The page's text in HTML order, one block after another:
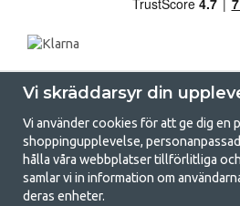
GetCamping.se - Din
Vi skräddarsyr din
Vi använder cookies för att ge dig en
shoppingupplevelse,
hålla våra webbplatser tillförlitliga
samlar vi in information om
deras enheter.